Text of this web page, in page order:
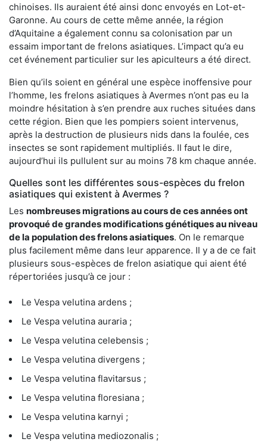
chinoises. Ils auraient été ainsi donc envoyés en Lot-et-
Garonne. Au cours de cette même année, la région
d’Aquitaine a également connu sa colonisation par un
essaim important de frelons asiatiques. L’impact qu’a eu
cet événement particulier sur les apiculteurs a été direct.
Bien qu’ils soient en général une espèce inoffensive pour
l’homme, les frelons asiatiques à Avermes n’ont pas eu la
moindre hésitation à s’en prendre aux ruches situées dans
cette région. Bien que les pompiers soient intervenus,
après la destruction de plusieurs nids dans la foulée, ces
insectes se sont rapidement multipliés. Il faut le dire,
aujourd’hui ils pullulent sur au moins 78 km chaque année.
Quelles sont les différentes sous-espèces du frelon
asiatiques qui existent à Avermes ?
Les nombreuses migrations au cours de ces années ont
provoqué de grandes modifications génétiques au niveau
de la population des frelons asiatiques. On le remarque
plus facilement même dans leur apparence. Il y a de ce fait
plusieurs sous-espèces de frelon asiatique qui aient été
répertoriées jusqu’à ce jour :
Le Vespa velutina ardens ;
Le Vespa velutina auraria ;
Le Vespa velutina celebensis ;
Le Vespa velutina divergens ;
Le Vespa velutina flavitarsus ;
Le Vespa velutina floresiana ;
Le Vespa velutina karnyi ;
Le Vespa velutina mediozonalis ;